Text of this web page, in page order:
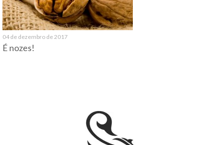
04 de dezembro de 2017
É nozes!